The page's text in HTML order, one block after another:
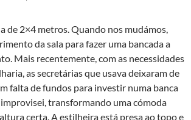
de 2×4 metros. Quando nos mudámos,
da sala para fazer uma bancada a
Mais recentemente, com as necessidades
as secretárias que usava deixaram de
falta de fundos para investir numa banca
transformando uma cómoda
certa. A estilheira está presa ao topo e